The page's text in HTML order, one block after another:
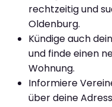
rechtzeitig und
Oldenburg.
Kündige auch
und finde einen
Wohnung.
Informiere
über deine